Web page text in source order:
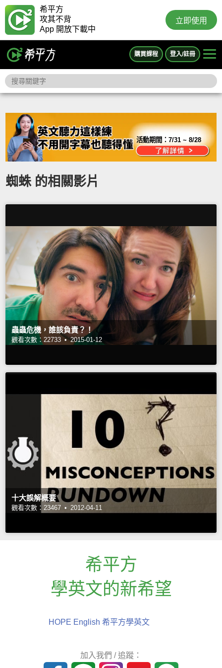
希平方
攻其不背
App 開放下載中
立即使用
購買課程 登入/註冊
活動期間：7/31 ~ 8/28
蜘蛛 的相關影片
蟲蟲危機，誰該負責？！
觀看次數：22733 • 2015-01-12
十大誤解概要
觀看次數：23467 • 2012-04-11
希平方
學英文的新希望
HOPE English 希平方學英文
加入我們 / 追蹤：